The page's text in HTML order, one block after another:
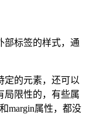
部标签的样式，通
定的元素，还可以
局限性的，有些属
margin属性，都没